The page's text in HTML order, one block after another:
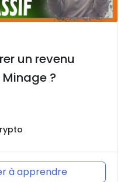
un revenu
?
à apprendre